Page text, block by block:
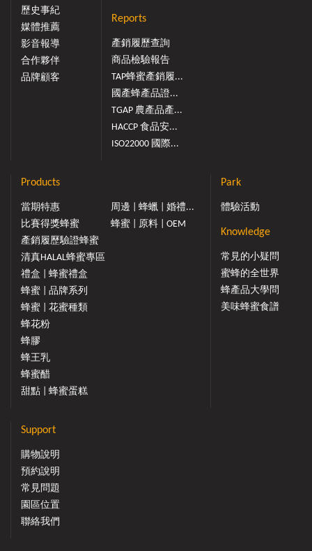
歷史事紀
媒體推薦
影音報導
合作夥伴
品牌顧客
Reports
產銷履歷查詢
商品檢驗報告
TAP蜂蜜產銷履...
國產蜂產品證...
TGAP 農產品產...
HACCP 食品安...
ISO22000 國際...
Products
當期特惠
比賽得獎蜂蜜
產銷履歷驗證蜂蜜
清真HALAL蜂蜜專區
禮盒 | 蜂蜜禮盒
蜂蜜 | 品牌系列
蜂蜜 | 花蜜種類
蜂花粉
蜂膠
蜂王乳
蜂蜜醋
甜點 | 蜂蜜蛋糕
周邊 | 蜂蠟 | 婚禮...
蜂蜜 | 原料 | OEM
Park
體驗活動
Knowledge
常見的小疑問
蜜蜂的全世界
蜂產品大學問
美味蜂蜜食譜
Support
購物說明
預約說明
常見問題
園區位置
聯絡我們